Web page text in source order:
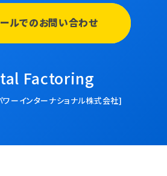
ルでのお問い合わせ
Factoring
ーインターナショナル株式会社]